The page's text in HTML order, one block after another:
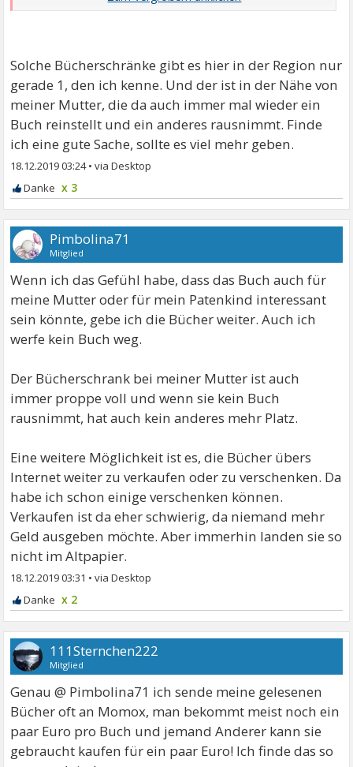
Solche Bücherschränke gibt es hier in der Region nur
gerade 1, den ich kenne. Und der ist in der Nähe von
meiner Mutter, die da auch immer mal wieder ein
Buch reinstellt und ein anderes rausnimmt. Finde
ich eine gute Sache, sollte es viel mehr geben.
18.12.2019 03:24•
x 3
Pimbolina71
Mitglied
Wenn ich das Gefühl habe, dass das Buch auch für
meine Mutter oder für mein Patenkind interessant
sein könnte, gebe ich die Bücher weiter. Auch ich
werfe kein Buch weg.
Der Bücherschrank bei meiner Mutter ist auch
immer proppe voll und wenn sie kein Buch
rausnimmt, hat auch kein anderes mehr Platz.
Eine weitere Möglichkeit ist es, die Bücher übers
Internet weiter zu verkaufen oder zu verschenken. Da
habe ich schon einige verschenken können.
Verkaufen ist da eher schwierig, da niemand mehr
Geld ausgeben möchte. Aber immerhin landen sie so
nicht im Altpapier.
18.12.2019 03:31 •
x 2
111Sternchen222
Mitglied
Genau @ Pimbolina71 ich sende meine gelesenen
Bücher oft an Momox, man bekommt meist noch ein
paar Euro pro Buch und jemand Anderer kann sie
gebraucht kaufen für ein paar Euro! Ich finde das so